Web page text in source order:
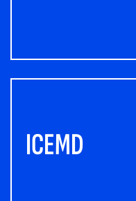
ICEMD